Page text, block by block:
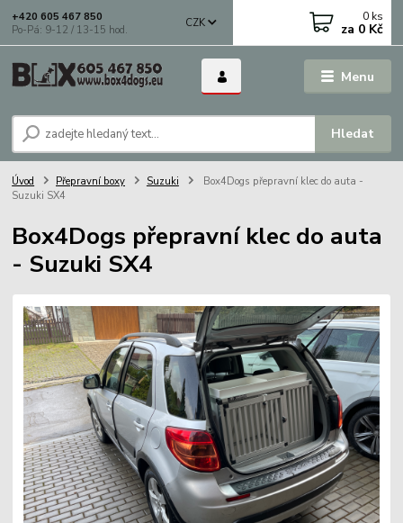
Menu
CZK
Hledat
+420 605 467 850
Po-Pá: 9-12 / 13-15 hod.
0 ks
za 0 Kč
Úvod Přepravní boxy Suzuki
Box4Dogs přepravní klec do auta -
Suzuki SX4
Box4Dogs přepravní klec do auta
- Suzuki SX4